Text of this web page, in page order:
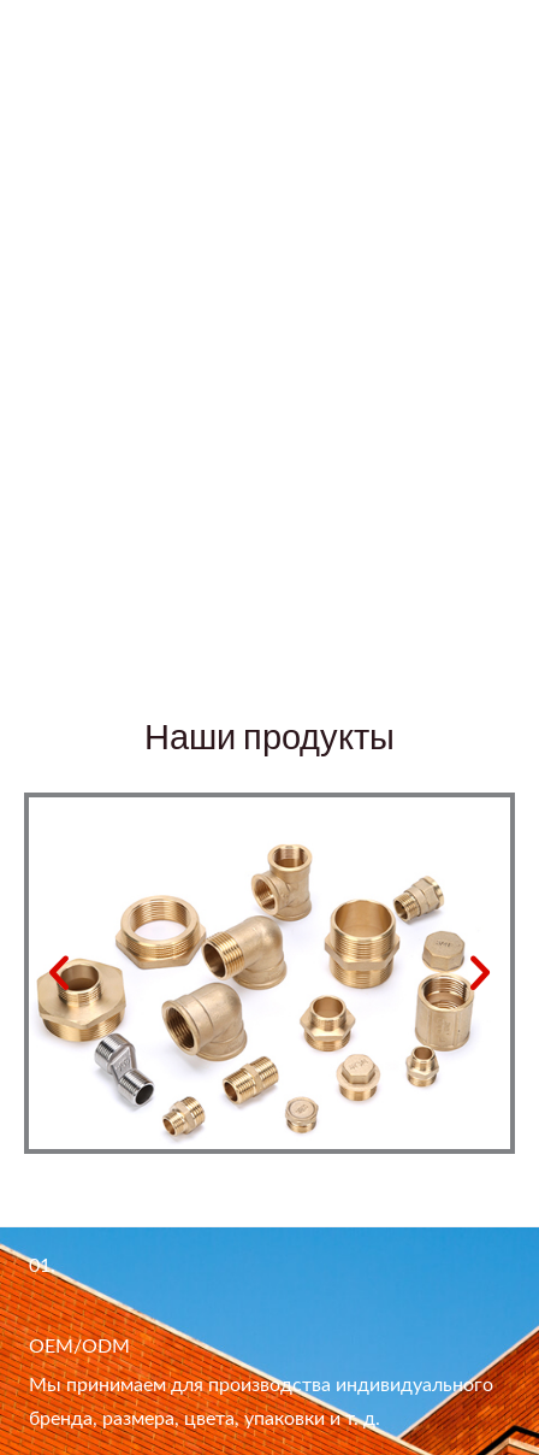
Наши продукты
01.
OEM/ODM
Мы принимаем для производства индивидуального
бренда, размера, цвета, упаковки и т. д.